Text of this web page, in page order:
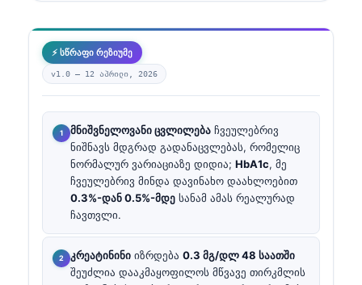
⚡ სწრაფი რეზიუმე
v1.0 — 12 აპრილი, 2026
მნიშვნელოვანი ცვლილება ჩვეულებრივ
ნიშნავს მდგრად გადანაცვლებას, რომელიც
ნორმალურ ვარიაციაზე დიდია; HbA1c, მე
ჩვეულებრივ მინდა დავინახო დაახლოებით
0.3%-დან 0.5%-მდე სანამ ამას რეალურად
ჩავთვლი.
კრეატინინი იზრდება 0.3 მგ/დლ 48 საათში
შეუძლია დააკმაყოფილოს მწვავე თირკმლის